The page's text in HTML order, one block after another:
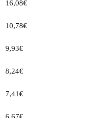
16,08€
10,78€
9,93€
8,24€
7,41€
6,67€